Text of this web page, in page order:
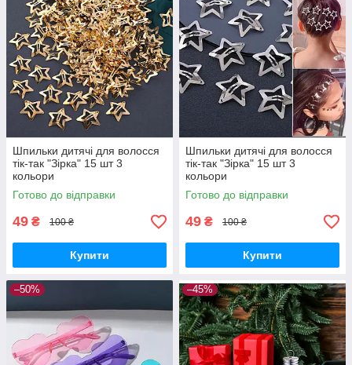
Шпильки дитячі для волосся
тік-так "Зірка" 15 шт 3
кольори
Готово до відправки
49 ₴ 100 ₴
Купити
Шпильки дитячі для волосся
тік-так "Зірка" 15 шт 3
кольори
Готово до відправки
49 ₴ 100 ₴
Купити
–50% –45%